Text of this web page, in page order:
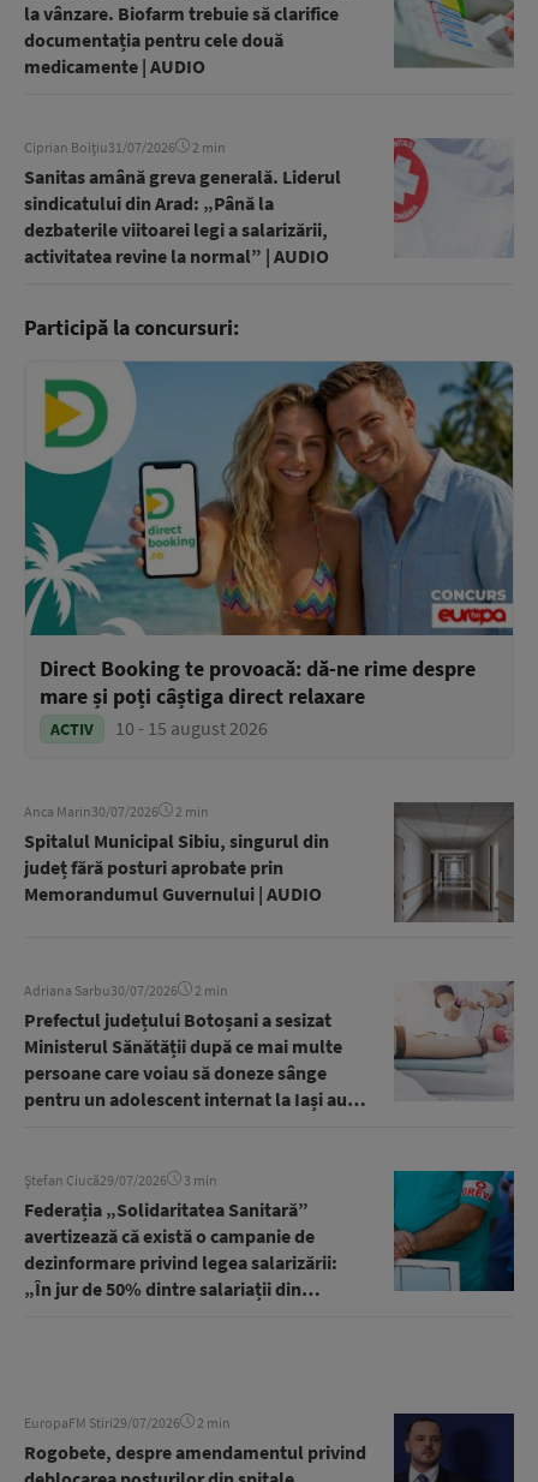
la vânzare. Biofarm trebuie să clarifice
documentația pentru cele două
medicamente | AUDIO
Ciprian Boițiu31/07/2026 2 min
Sanitas amână greva generală. Liderul
sindicatului din Arad: „Până la
dezbaterile viitoarei legi a salarizării,
activitatea revine la normal” | AUDIO
Participă la concursuri:
Direct Booking te provoacă: dă-ne rime despre
mare și poți câștiga direct relaxare
ACTIV 10 - 15 august 2026
Anca Marin30/07/2026 2 min
Spitalul Municipal Sibiu, singurul din
județ fără posturi aprobate prin
Memorandumul Guvernului | AUDIO
Adriana Sarbu30/07/2026 2 min
Prefectul județului Botoșani a sesizat
Ministerul Sănătății după ce mai multe
persoane care voiau să doneze sânge
pentru un adolescent internat la Iași au
Ștefan Ciucă29/07/2026 3 min
Federația „Solidaritatea Sanitară”
avertizează că există o campanie de
dezinformare privind legea salarizării:
„În jur de 50% dintre salariații din
EuropaFM Stiri29/07/2026 2 min
Rogobete, despre amendamentul privind